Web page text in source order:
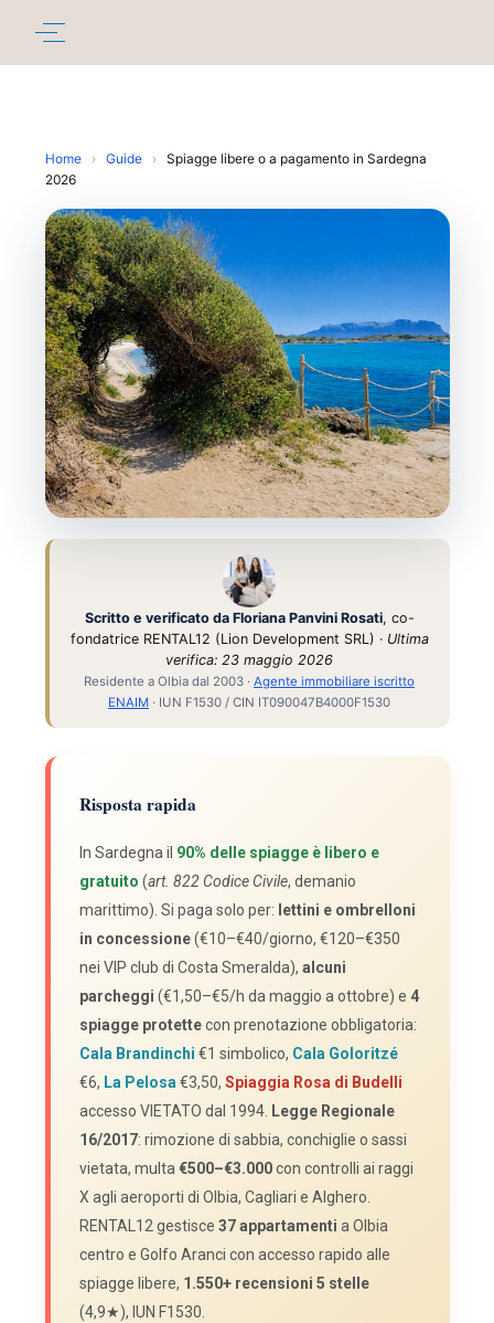
Home › Guide ›
Spiagge libere o a pagamento in Sardegna
2026
GUIDA 2026 · ACCESSO & COSTI
Spiagge libere o a pagamento
in Sardegna 2026: cosa paghi
davvero
Il 90% delle coste sarde è libero per legge (art. 822
Scritto e verificato da Floriana Panvini Rosati, co-
fondatrice RENTAL12 (Lion Development SRL) · Ultima
verifica: 23 maggio 2026
Residente a Olbia dal 2003 · Agente immobiliare iscritto
ENAIM · IUN F1530 / CIN IT090047B4000F1530
Risposta rapida
In Sardegna il 90% delle spiagge è libero e
gratuito (art. 822 Codice Civile, demanio
marittimo). Si paga solo per: lettini e ombrelloni
in concessione(€10–€40/giorno, €120–€350
nei VIP club di Costa Smeralda), alcuni
parcheggi (€1,50–€5/h da maggio a ottobre) e 4
spiagge protettecon prenotazione obbligatoria:
Cala Brandinchi €1 simbolico, Cala Goloritzé
€6, La Pelosa €3,50, Spiaggia Rosa di Budelli
accesso VIETATO dal 1994. Legge Regionale
16/2017: rimozione di sabbia, conchiglie o sassi
vietata, multa €500–€3.000con controlli ai raggi
X agli aeroporti di Olbia, Cagliari e Alghero.
RENTAL12 gestisce 37 appartamenti a Olbia
centro e Golfo Aranci con accesso rapido alle
spiagge libere, 1.550+ recensioni 5 stelle
(4,9★), IUN F1530.